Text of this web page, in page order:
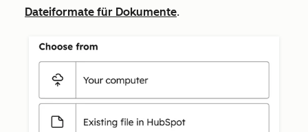
Dateiformate für Dokumente.